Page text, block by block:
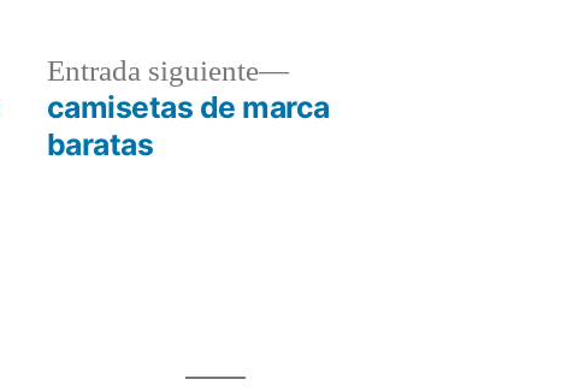
Entrada siguiente
Entrada
siguiente:
camisetas de marca
baratas